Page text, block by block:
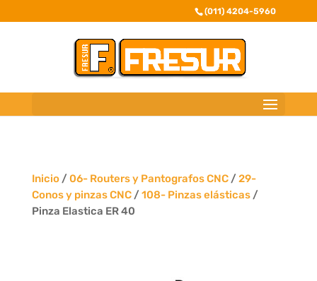
(011) 4204-5960
Inicio/ 06- Routers y Pantografos CNC/ 29-
Conos y pinzas CNC/ 108- Pinzas elásticas/
Pinza Elastica ER 40